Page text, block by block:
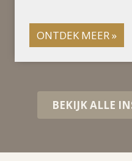
ONTDEK MEER »
BEKIJK ALLE